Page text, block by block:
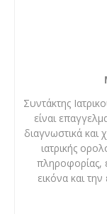
Συντάκτης
είναι
διαγνωστικά και
ιατρικής
πληροφορίας,
εικόνα και